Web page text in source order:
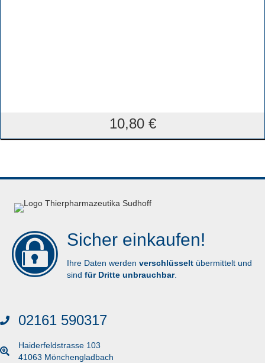
10,80 €
Sicher einkaufen!
Ihre Daten werden verschlüsselt übermittelt und
sind für Dritte unbrauchbar.
02161 590317
Haiderfeldstrasse 103
41063 Mönchengladbach